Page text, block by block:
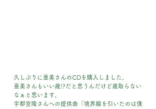
久しぶりに亜美さんのCDを購入しました。
亜美さんもいい歳!?だと思うんだけど歳取らない
なぁと思います。
宇都宮隆さんへの提供曲「境界線を引いたのは僕